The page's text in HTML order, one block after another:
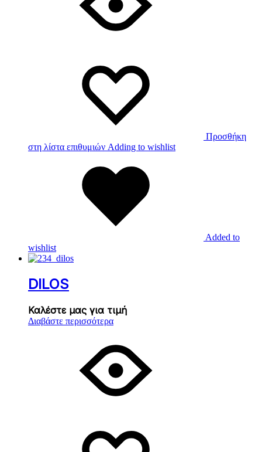
Προσθήκη
στη λίστα επιθυμιών Adding to wishlist
Added to
wishlist
DILOS
Καλέστε μας για τιμή
Διαβάστε περισσότερα